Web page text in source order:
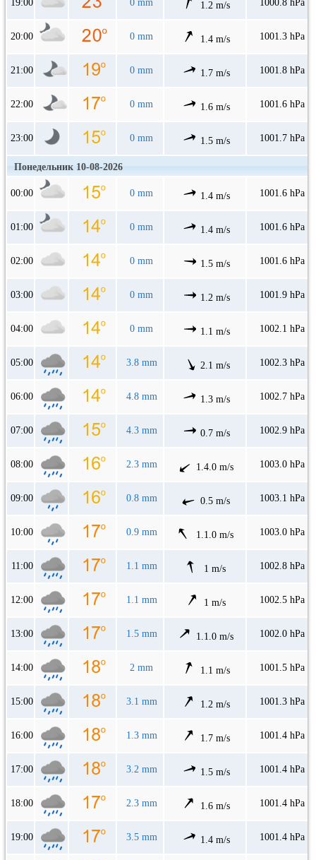
19:00 0 mm 1.2 m/s 1000.8 hPa
20:00 0 mm 1.4 m/s 1001.3 hPa
21:00 0 mm 1.7 m/s 1001.8 hPa
22:00 0 mm 1.6 m/s 1001.6 hPa
23:00 0 mm 1.5 m/s 1001.7 hPa
Понедельник 10-08-2026
00:00 0 mm 1.4 m/s 1001.6 hPa
01:00 0 mm 1.4 m/s 1001.6 hPa
02:00 0 mm 1.5 m/s 1001.6 hPa
03:00 0 mm 1.2 m/s 1001.9 hPa
04:00 0 mm 1.1 m/s 1002.1 hPa
05:00 3.8 mm 2.1 m/s 1002.3 hPa
06:00 4.8 mm 1.3 m/s 1002.7 hPa
07:00 4.3 mm 0.7 m/s 1002.9 hPa
08:00 2.3 mm 1.4.0 m/s 1003.0 hPa
09:00 0.8 mm 0.5 m/s 1003.1 hPa
10:00 0.9 mm 1.1.0 m/s 1003.0 hPa
11:00 1.1 mm 1 m/s 1002.8 hPa
12:00 1.1 mm 1 m/s 1002.5 hPa
13:00 1.5 mm 1.1.0 m/s 1002.0 hPa
14:00 2 mm 1.1 m/s 1001.5 hPa
15:00 3.1 mm 1.2 m/s 1001.3 hPa
16:00 1.3 mm 1.7 m/s 1001.4 hPa
17:00 3.2 mm 1.5 m/s 1001.4 hPa
18:00 2.3 mm 1.6 m/s 1001.4 hPa
19:00 3.5 mm 1.4 m/s 1001.4 hPa